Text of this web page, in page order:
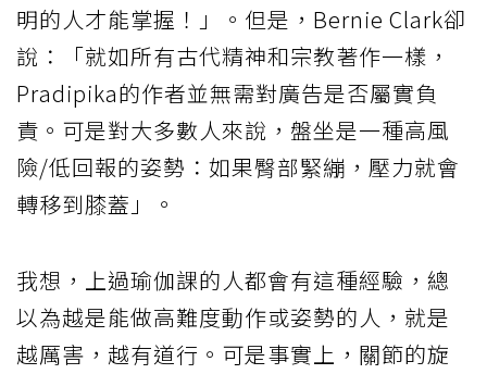
明的人才能掌握！」。但是，Bernie Clark卻
說：「就如所有古代精神和宗教著作一樣，
Pradipika的作者並無需對廣告是否屬實負
責。可是對大多數人來說，盤坐是一種高風
險/低回報的姿勢：如果臀部緊繃，壓力就會
轉移到膝蓋」。
我想，上過瑜伽課的人都會有這種經驗，總
以為越是能做高難度動作或姿勢的人，就是
越厲害，越有道行。可是事實上，關節的旋